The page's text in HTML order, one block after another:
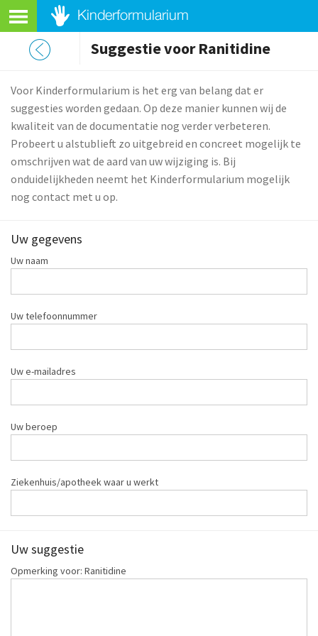
Suggestie voor Ranitidine
Voor Kinderformularium is het erg van belang dat er
suggesties worden gedaan. Op deze manier kunnen wij de
kwaliteit van de documentatie nog verder verbeteren.
Probeert u alstublieft zo uitgebreid en concreet mogelijk te
omschrijven wat de aard van uw wijziging is. Bij
onduidelijkheden neemt het Kinderformularium mogelijk
nog contact met u op.
Uw gegevens
Uw naam
Uw telefoonnummer
Uw e-mailadres
Uw beroep
Ziekenhuis/apotheek waar u werkt
Uw suggestie
Opmerking voor: Ranitidine